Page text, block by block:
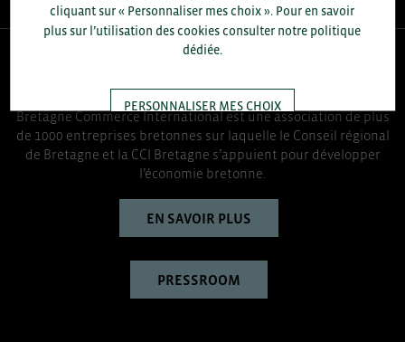
Bretagne Commerce International est une association de plus
de 1000 entreprises bretonnes sur laquelle le Conseil régional
de Bretagne et la CCI Bretagne s’appuient pour développer
l’économie bretonne.
EN SAVOIR PLUS
PRESSROOM
cliquant sur « Personnaliser mes choix ». Pour en savoir
plus sur l’utilisation des cookies consulter notre politique
dédiée.
PERSONNALISER MES CHOIX
TOUT ACCEPTER